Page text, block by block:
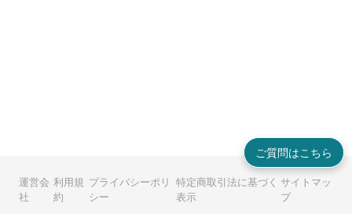
ご質問はこちら
運営会
社
利用規
約
プライバシーポリ
シー
特定商取引法に基づく
表示
サイトマッ
プ